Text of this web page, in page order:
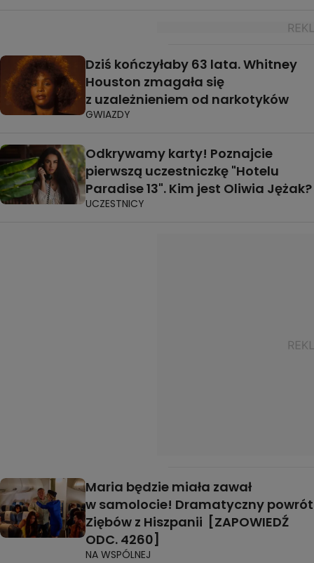
Dziś kończyłaby 63 lata. Whitney
Houston zmagała się
z uzależnieniem od narkotyków
GWIAZDY
Odkrywamy karty! Poznajcie
pierwszą uczestniczkę "Hotelu
Paradise 13". Kim jest Oliwia Jężak?
UCZESTNICY
Maria będzie miała zawał
w samolocie! Dramatyczny powrót
Ziębów z Hiszpanii [ZAPOWIEDŹ
ODC. 4260]
NA WSPÓLNEJ